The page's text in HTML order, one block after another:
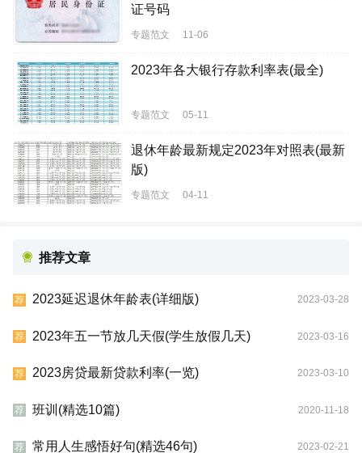
证号码
专题范文 11-06
2023年各大银行存款利率表(最全)
专题范文 05-11
退休年龄最新规定2023年对照表(最新
版)
专题范文 04-11
推荐文章
荐 2023延迟退休年龄表(详细版) 2023-03-28
荐 2023年五一节放几天假(学生放假几天) 2023-03-16
荐 2023房贷最新贷款利率(一览) 2023-03-10
荐 班训(精选10篇) 2020-11-18
荐 常用人生感悟好句(精选46句) 2023-02-21